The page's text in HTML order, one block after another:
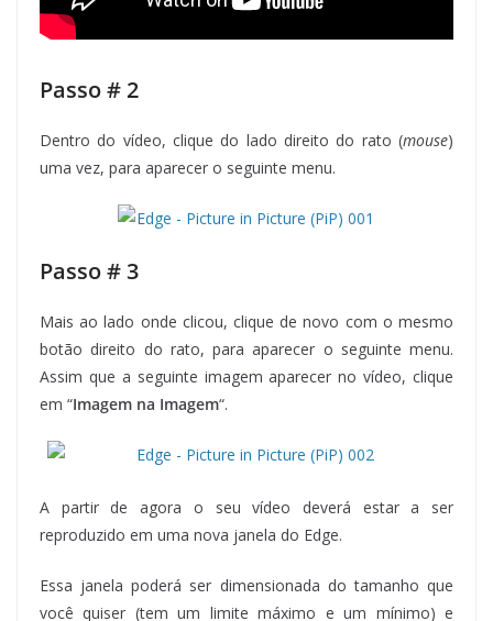
Passo # 2
Dentro do vídeo, clique do lado direito do rato (mouse)
uma vez, para aparecer o seguinte menu.
Passo # 3
Mais ao lado onde clicou, clique de novo com o mesmo
botão direito do rato, para aparecer o seguinte menu.
Assim que a seguinte imagem aparecer no vídeo, clique
em “Imagem na Imagem“.
A partir de agora o seu vídeo deverá estar a ser
reproduzido em uma nova janela do Edge.
Essa janela poderá ser dimensionada do tamanho que
você quiser (tem um limite máximo e um mínimo) e